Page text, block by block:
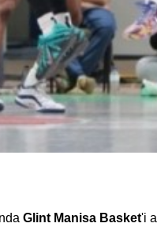
Glint Manisa Basket'i